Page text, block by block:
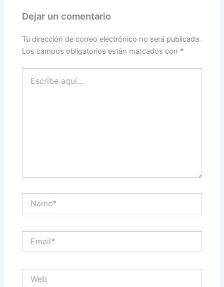
Dejar un comentario
Tu dirección de correo electrónico no será publicada.
Los campos obligatorios están marcados con *
aquí...